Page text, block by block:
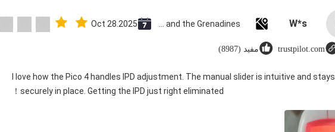
W*s
Oct 28.2025
trustpilot.com مفید (8987)
"I love how the Pico 4 handles IPD adjustment. The manual slider is intuitive and stays
securely in place. Getting the IPD just right eliminated！